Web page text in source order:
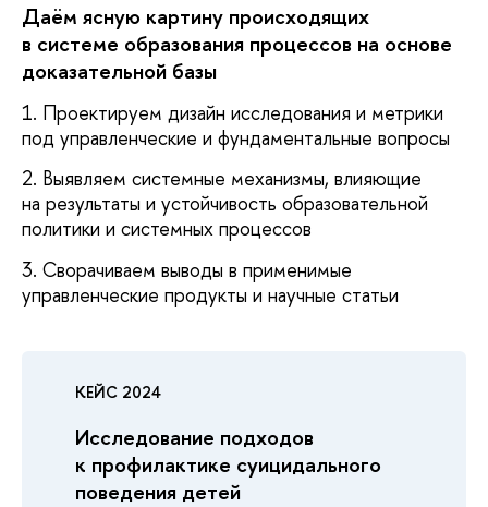
Даём ясную картину происходящих
в системе образования процессов на основе
доказательной базы
1. Проектируем дизайн исследования и метрики
под управленческие и фундаментальные вопросы
2. Выявляем системные механизмы, влияющие
на результаты и устойчивость образовательной
политики и системных процессов
3. Сворачиваем выводы в применимые
управленческие продукты и научные статьи
КЕЙС 2024
Исследование подходов
к профилактике суицидального
поведения детей